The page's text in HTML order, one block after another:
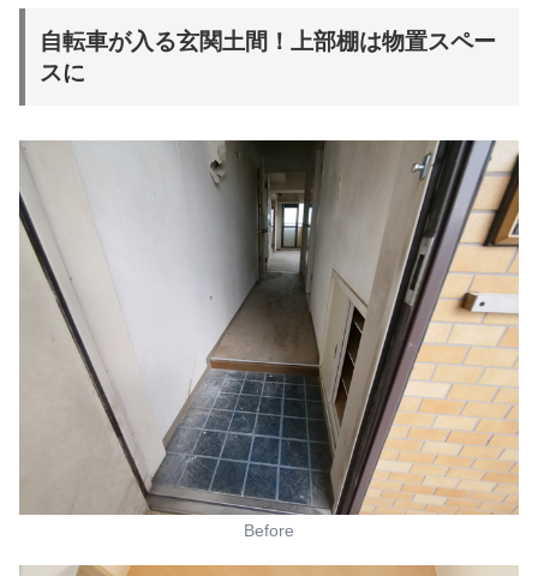
自転車が入る玄関土間 ！上部棚は物置スペー
スに
Before